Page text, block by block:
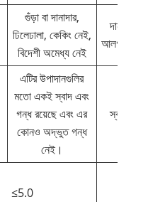
গুঁড়া বা দানাদার,
ঢিলেঢালা, কেকিং নেই,
বিদেশী অমেধ্য নেই
আলগা, কোন
এটির উপাদানগুলির
মতো একই স্বাদ এবং
গন্ধ রয়েছে এবং এর
কোনও অদ্ভুত গন্ধ
নেই।
≤5.0